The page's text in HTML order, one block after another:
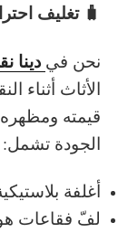
🧳 تغليف
نحن في دينا
الأثاث أثناء
قيمته
الجودة تشمل:
أغلفة
لفّ فقاعات